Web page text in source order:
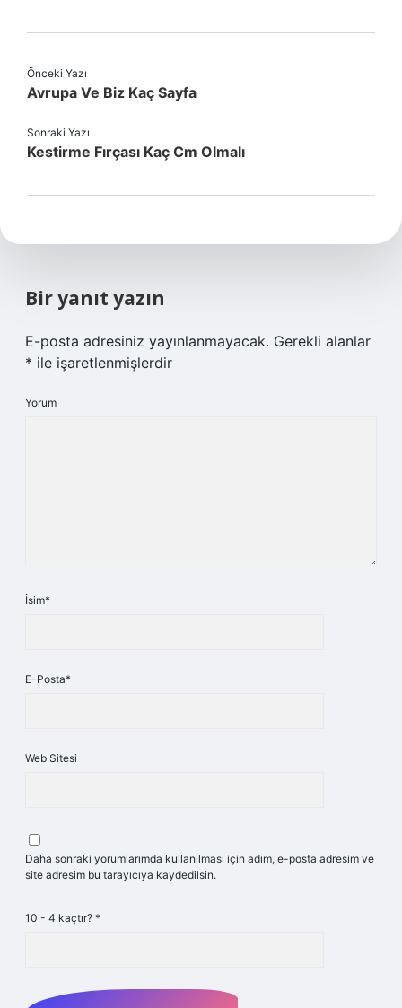
Önceki Yazı
Avrupa Ve Biz Kaç Sayfa
Sonraki Yazı
Kestirme Fırçası Kaç Cm Olmalı
Bir yanıt yazın
E-posta adresiniz yayınlanmayacak. Gerekli alanlar
* ile işaretlenmişlerdir
Yorum
İsim*
E-Posta*
Web Sitesi
Daha sonraki yorumlarımda kullanılması için adım, e-posta adresim ve
site adresim bu tarayıcıya kaydedilsin.
10 - 4 kaçtır? *